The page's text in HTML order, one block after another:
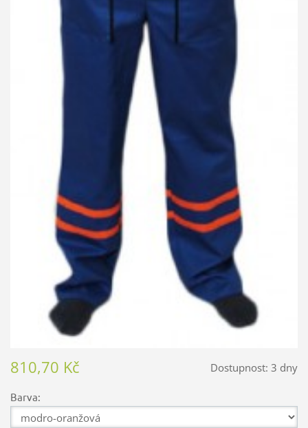
Dostupnost: 3 dny
810,70 Kč
Barva: